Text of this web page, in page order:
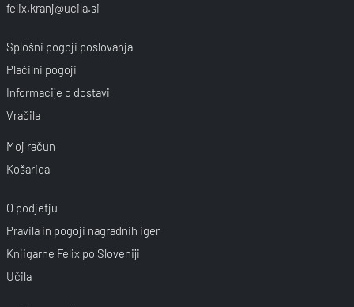
felix.kranj@ucila.si
Splošni pogoji poslovanja
Plačilni pogoji
Informacije o dostavi
Vračila
Moj račun
Košarica
O podjetju
Pravila in pogoji nagradnih iger
Knjigarne Felix po Sloveniji
Učila